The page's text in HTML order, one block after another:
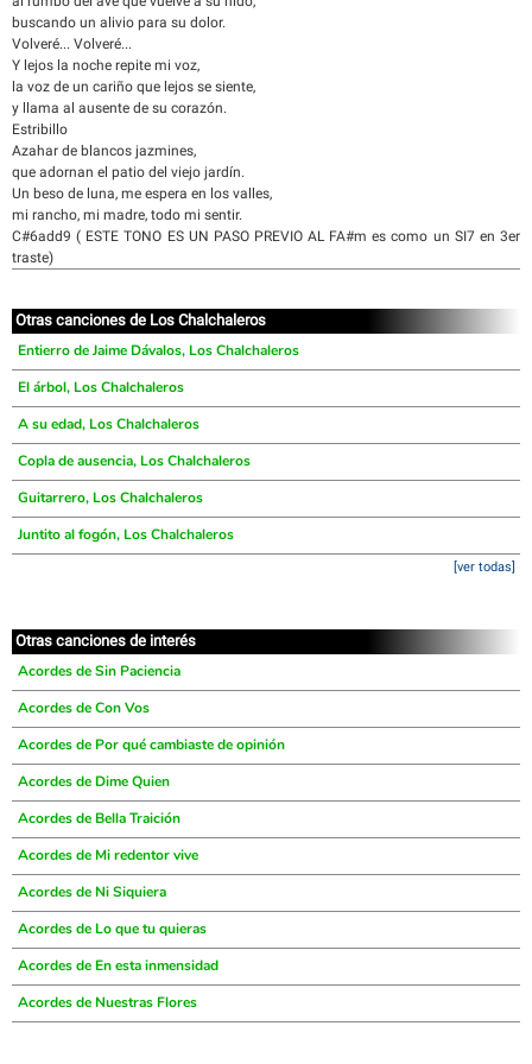
buscando un alivio para su dolor.
Volveré... Volveré...
Y lejos la noche repite mi voz,
la voz de un cariño que lejos se siente,
y llama al ausente de su corazón.
Estribillo
Azahar de blancos jazmines,
que adornan el patio del viejo jardín.
Un beso de luna, me espera en los valles,
mi rancho, mi madre, todo mi sentir.
C#6add9 ( ESTE TONO ES UN PASO PREVIO AL FA#m es como un SI7 en 3er
traste)
Otras canciones de Los Chalchaleros
Entierro de Jaime Dávalos, Los Chalchaleros
El árbol, Los Chalchaleros
A su edad, Los Chalchaleros
Copla de ausencia, Los Chalchaleros
Guitarrero, Los Chalchaleros
Juntito al fogón, Los Chalchaleros
[ver todas]
Otras canciones de interés
Acordes de Sin Paciencia
Acordes de Con Vos
Acordes de Por qué cambiaste de opinión
Acordes de Dime Quien
Acordes de Bella Traición
Acordes de Mi redentor vive
Acordes de Ni Siquiera
Acordes de Lo que tu quieras
Acordes de En esta inmensidad
Acordes de Nuestras Flores